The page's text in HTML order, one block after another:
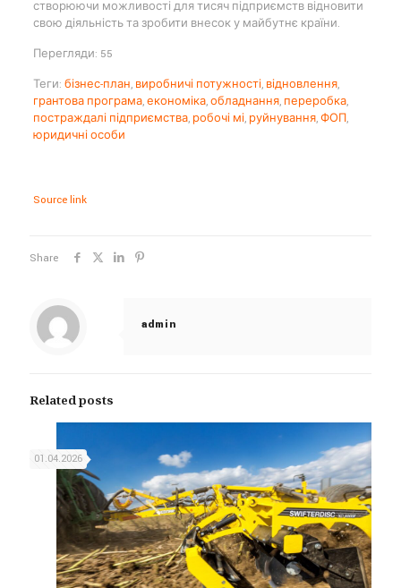
створюючи можливості для тисяч підприємств відновити
свою діяльність та зробити внесок у майбутнє країни.
Перегляди: 55
Теги: бізнес-план, виробничі потужності, відновлення,
грантова програма,економіка,обладнання, переробка,
постраждалі підприємства, робочі мі, руйнування,ФОП,
юридичні особи
Source link
Share
admin
Related posts
01.04.2026